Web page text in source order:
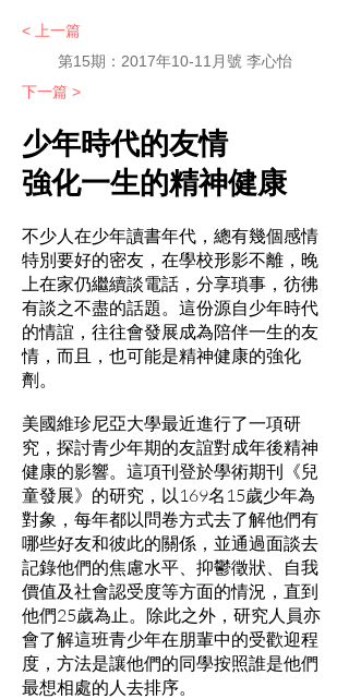
< 上一篇
第15期：2017年10-11月號 李心怡
下一篇 >
少年時代的友情
強化一生的精神健康
不少人在少年讀書年代，總有幾個感情
特別要好的密友，在學校形影不離，晚
上在家仍繼續談電話，分享瑣事，彷彿
有談之不盡的話題。這份源自少年時代
的情誼，往往會發展成為陪伴一生的友
情，而且，也可能是精神健康的強化
劑。
美國維珍尼亞大學最近進行了一項研
究，探討青少年期的友誼對成年後精神
健康的影響。這項刊登於學術期刊《兒
童發展》的研究，以169名15歲少年為
對象，每年都以問卷方式去了解他們有
哪些好友和彼此的關係，並通過面談去
記錄他們的焦慮水平、抑鬱徵狀、自我
價值及社會認受度等方面的情況，直到
他們25歲為止。除此之外，研究人員亦
會了解這班青少年在朋輩中的受歡迎程
度，方法是讓他們的同學按照誰是他們
最想相處的人去排序。